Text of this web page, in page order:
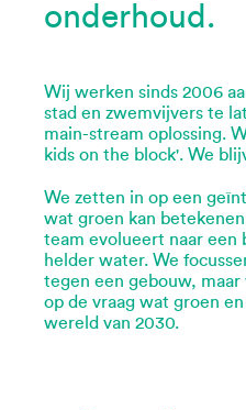
onderhoud.
Wij werken sinds 2006
stad en zwemvijvers te
main-stream oplossing.
kids on the block'. We
We zetten in op een
wat groen kan
team evolueert naar een
helder water. We
tegen een gebouw,
op de vraag wat groen
wereld van 2030.